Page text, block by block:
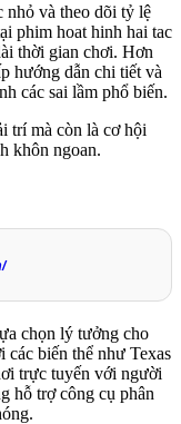
nhỏ và theo dõi tỷ lệ
phim hoat hinh hai tac
thời gian chơi. Hơn
hướng dẫn chi tiết và
các sai lầm phổ biến.
trí mà còn là cơ hội
khôn ngoan.
chọn lý tưởng cho
biến thể như Texas
trực tuyến với người
hỗ trợ công cụ phân